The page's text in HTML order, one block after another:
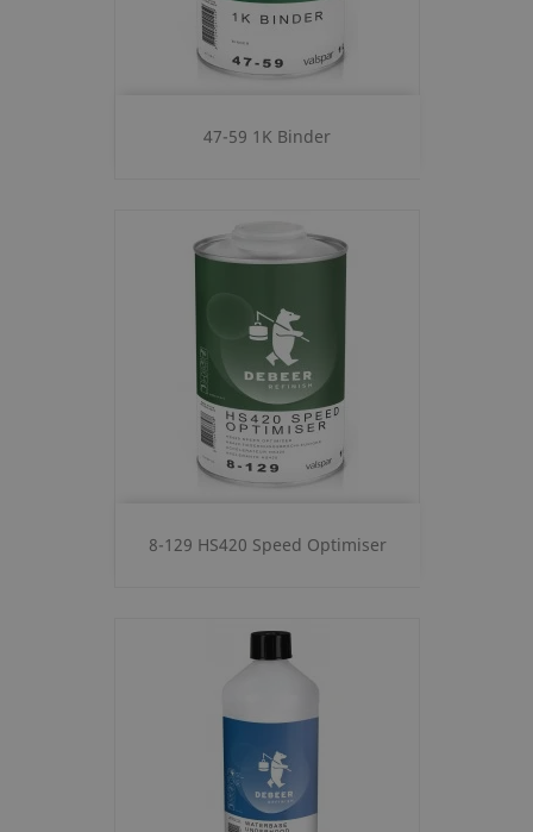
47-59 1K Binder
8-129 HS420 Speed Optimiser